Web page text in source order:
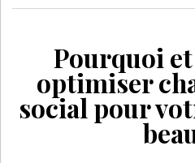
Pourquoi
optimiser
social pour